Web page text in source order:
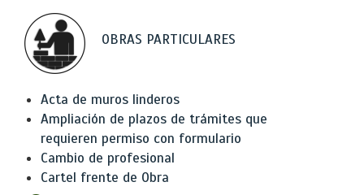
OBRAS PARTICULARES
Acta de muros linderos
Ampliación de plazos de trámites que
requieren permiso con formulario
Cambio de profesional
Cartel frente de Obra